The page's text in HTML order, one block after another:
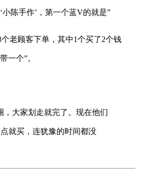
小陈手作’，第一个蓝V的就是”
个老顾客下单，其中1个买了2个钱
一个”。
，大家划走就完了。现在他们
就买，连犹豫的时间都没